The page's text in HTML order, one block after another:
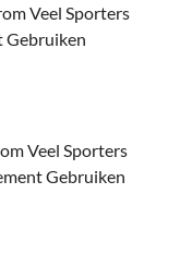
Veel Sporters
Gebruiken
Veel Sporters
Gebruiken